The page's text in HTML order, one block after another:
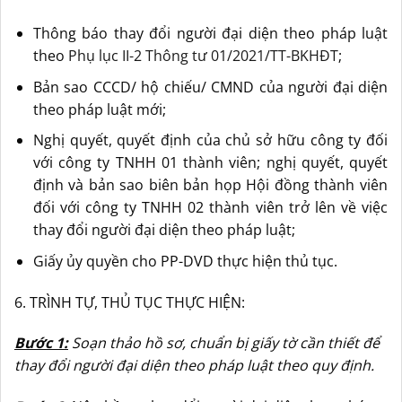
Thông báo thay đổi người đại diện theo pháp luật
theo Phụ lục II-2 Thông tư 01/2021/TT-BKHĐT;
Bản sao CCCD/ hộ chiếu/ CMND của người đại diện
theo pháp luật mới;
Nghị quyết, quyết định của chủ sở hữu công ty đối
với công ty TNHH 01 thành viên; nghị quyết, quyết
định và bản sao biên bản họp Hội đồng thành viên
đối với công ty TNHH 02 thành viên trở lên về việc
thay đổi người đại diện theo pháp luật;
Giấy ủy quyền cho PP-DVD thực hiện thủ tục.
6. TRÌNH TỰ, THỦ TỤC THỰC HIỆN:
Bước 1: Soạn thảo hồ sơ, chuẩn bị giấy tờ cần thiết để
thay đổi người đại diện theo pháp luật theo quy định.